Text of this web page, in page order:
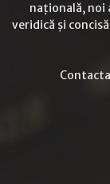
națională, noi
veridică și